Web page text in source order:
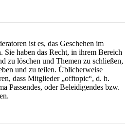
ist es, das Geschehen im
Sie haben das Recht, in ihrem Bereich
zu löschen und Themen zu schließen,
und zu teilen. Üblicherweise
dass Mitglieder „offtopic“, d. h.
Passendes, oder Beleidigendes bzw.